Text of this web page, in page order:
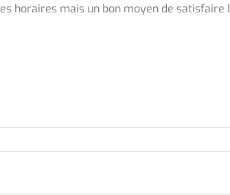
horaires mais un bon moyen de satisfaire